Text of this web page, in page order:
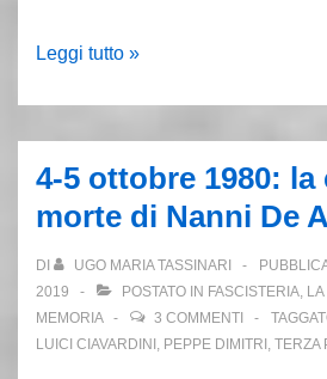
Belsito,
quando
da
solo
uccise
Perucci
Leggi tutto »
4-5 ottobre 1980: la
morte di Nanni De
DI UGO MARIA TASSINARI
2019
POSTATO IN FASCISTERIA,
MEMORIA
3 COMMENTI
LUICI CIAVARDINI , PEPPE DIMITRI , TERZA